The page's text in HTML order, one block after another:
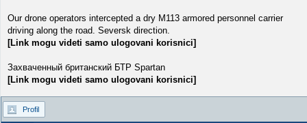
Our drone operators intercepted a dry M113 armored personnel carrier
driving along the road. Seversk direction.
[Link mogu videti samo ulogovani korisnici]
Захваченный британский БТР Spartan
[Link mogu videti samo ulogovani korisnici]
Profil